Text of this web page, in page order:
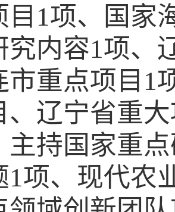
1项、国家
究内容1项、
市重点项目 1
、辽宁省重
主持国家重
1项、现代农